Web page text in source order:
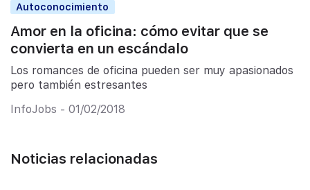
Autoconocimiento
Amor en la oficina: cómo evitar que se
convierta en un escándalo
Los romances de oficina pueden ser muy apasionados
pero también estresantes
InfoJobs - 01/02/2018
Noticias relacionadas